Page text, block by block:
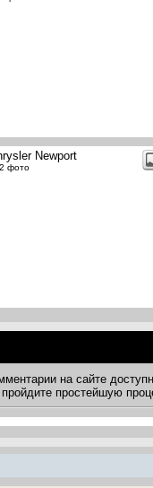
Newport
фото
на сайте
пройдите простейшую